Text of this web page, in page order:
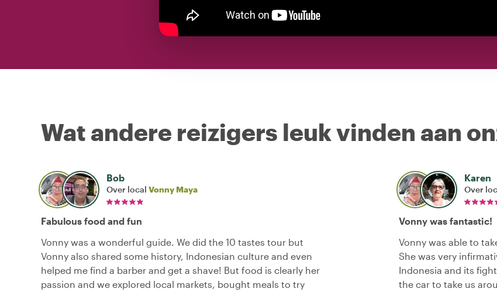
Wat andere reizigers leuk vinden aan
Bob
Over local Vonny Maya
Fabulous food and fun
Vonny was a wonderful guide. We did the 10 tastes tour but
Vonny also shared some history, Indonesian culture and even
helped me find a barber and get a shave! But food is clearly her
passion and we explored local markets, bought meals to try
Karen
Over
Vonny was fantastic!
Vonny was able to
She was very
Indonesia and its
the car to take us